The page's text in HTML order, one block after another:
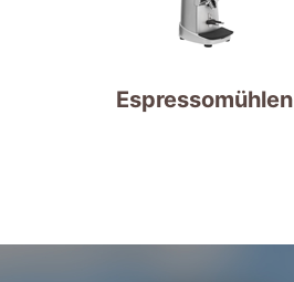
Espressomühlen